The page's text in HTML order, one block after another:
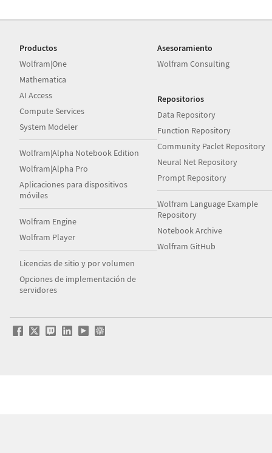
Productos
Wolfram|One
Mathematica
AI Access
Compute Services
System Modeler
Wolfram|Alpha Notebook Edition
Wolfram|Alpha Pro
Aplicaciones para dispositivos
móviles
Wolfram Engine
Wolfram Player
Licencias de sitio y por volumen
Opciones de implementación de
servidores
Asesoramiento
Wolfram Consulting
Repositorios
Data Repository
Function Repository
Community Paclet Repository
Neural Net Repository
Prompt Repository
Wolfram Language Example
Repository
Notebook Archive
Wolfram GitHub